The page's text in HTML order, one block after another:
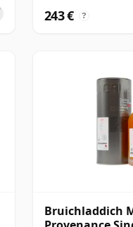
243 € ?
Bruichladdich